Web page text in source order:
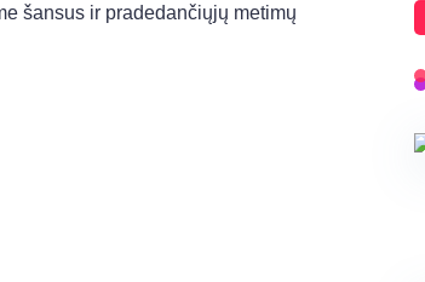
šansus ir pradedančiųjų metimų